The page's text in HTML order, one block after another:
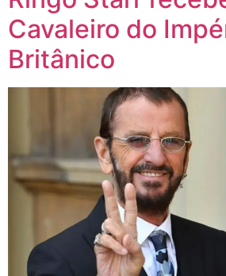
Cavaleiro do
Britânico